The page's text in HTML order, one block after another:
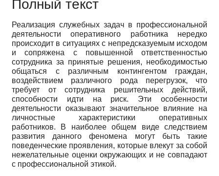
Полный текст
Реализация служебных задач в профессиональной
деятельности оперативного работника нередко
происходит в ситуациях с непредсказуемым исходом
и сопряжена с повышенной ответственностью
сотрудника за принятые решения, необходимостью
общаться с различным контингентом граждан,
воздействием различного рода перегрузок, что
требует от сотрудника решительных действий,
способности идти на риск. Эти особенности
деятельности оказывают значительное влияние на
личностные характеристики оперативных
работников. В наиболее общем виде следствием
развития данного феномена могут быть такие
поведенческие проявления, которые влекут за собой
нежелательные оценки окружающих и не совпадают
с профессиональной этикой.